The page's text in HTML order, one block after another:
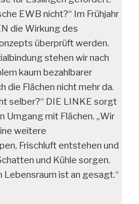
EWB nicht?“ Im Frühjahr
die Wirkung des
überprüft werden.
stehen wir nach
kaum bezahlbarer
die Flächen nicht mehr da.
selber?“ DIE LINKE sorgt
Umgang mit Flächen. „Wir
weitere
Frischluft entstehen und
und Kühle sorgen.
Lebensraum ist an gesagt.“